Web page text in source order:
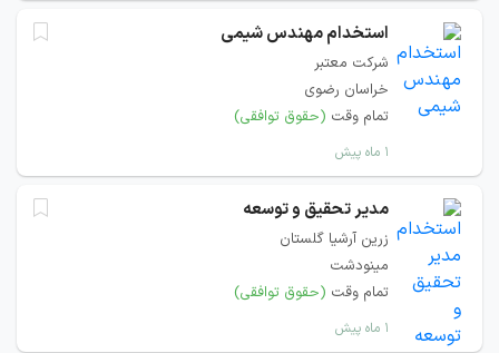
استخدام مهندس شیمی
شرکت معتبر
خراسان رضوی
تمام وقت (حقوق توافقی)
۱ ماه پیش
مدیر تحقیق و توسعه
زرین آرشیا گلستان
مینودشت
تمام وقت (حقوق توافقی)
۱ ماه پیش